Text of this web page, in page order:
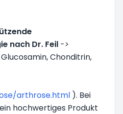
nach Dr. Feil ->
Chonditrin,
arthrose.html ). Bei
hochwertiges Produkt